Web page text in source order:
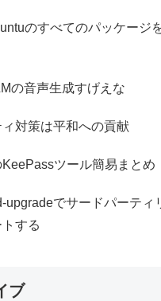
のすべてのパッケージ
の音声生成すげえな
対策は平和への貢献
ツール簡易まとめ
upgradeでサードパーティ
する
ブ